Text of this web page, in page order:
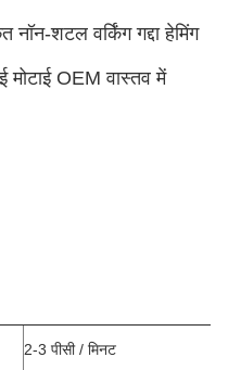
शटल वर्किंग गद्दा हेमिंग
मोटाई OEM वास्तव में
2-3 पीसी / मिनट